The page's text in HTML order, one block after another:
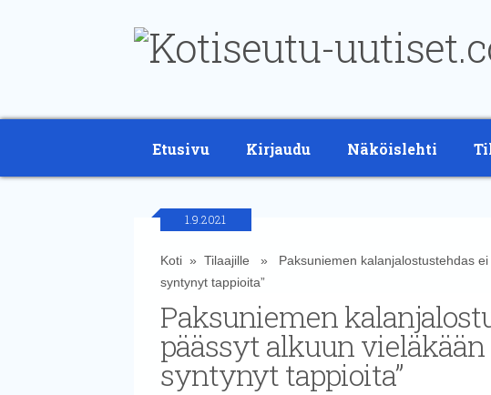
Etusivu Kirjaudu Näköislehti
1.9.2021
Koti» Tilaajille » Paksuniemen kalanjalostustehdas ei
syntynyt tappioita”
Paksuniemen
päässyt alkuun vieläkään
syntynyt tappioita”